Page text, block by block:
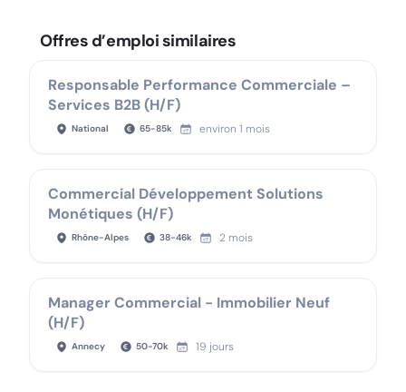
Offres d’emploi similaires
Responsable Performance Commerciale –
Services B2B (H/F)
National 65-85k environ 1 mois
Commercial Développement Solutions
Monétiques (H/F)
Rhône-Alpes 38-46k 2 mois
Manager Commercial - Immobilier Neuf
(H/F)
Annecy 50-70k 19 jours